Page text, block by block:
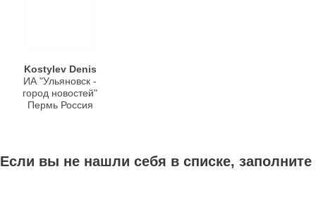
Kostylev Denis
ИА "Ульяновск -
город новостей"
Пермь Россия
Если вы не нашли себя в списке,